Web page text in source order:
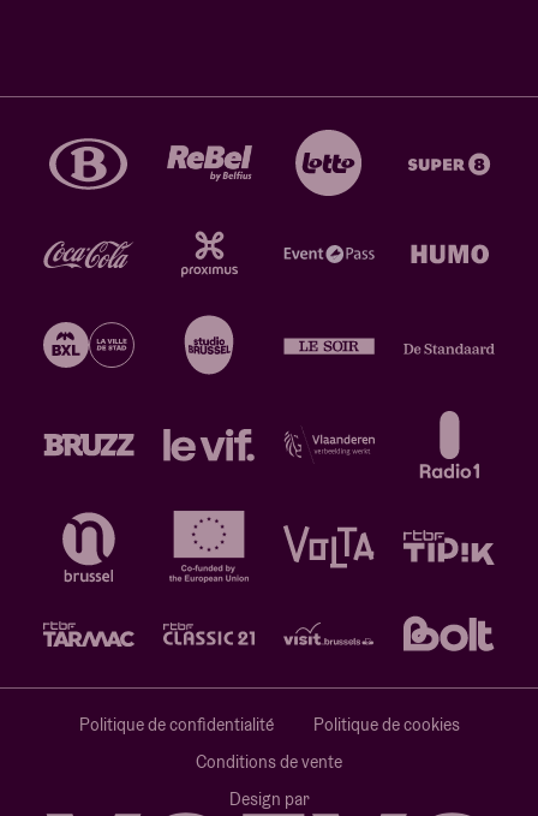
Politique de confidentialité
Politique de cookies
Conditions de vente
Design par